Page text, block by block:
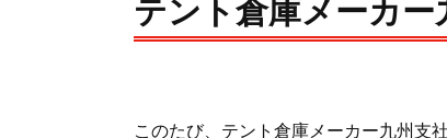
テント倉庫メーカ
このたび、テント倉庫メーカー九州支